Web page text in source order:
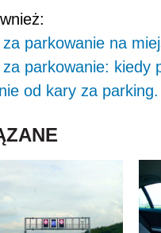
parkowanie na
parkowanie: kiedy
od kary za